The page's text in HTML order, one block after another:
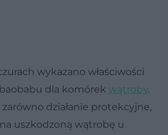
wykazano właściwości
dla komórek wątroby.
działanie protekcyjne,
uszkodzoną wątrobę u